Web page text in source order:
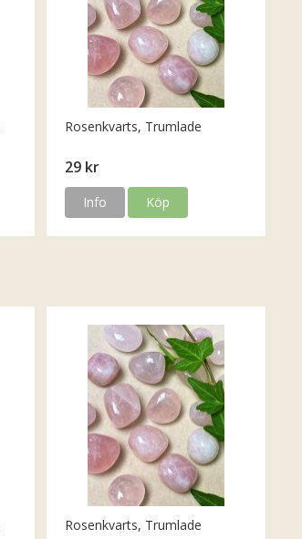
Rosenkvarts, Trumlade
29 kr
Info Köp
Rosenkvarts, Trumlade